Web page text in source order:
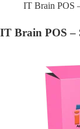
IT Brain POS
IT Brain POS –